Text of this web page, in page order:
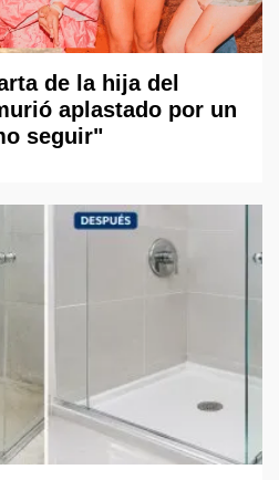
de la hija del
aplastado por un
seguir"